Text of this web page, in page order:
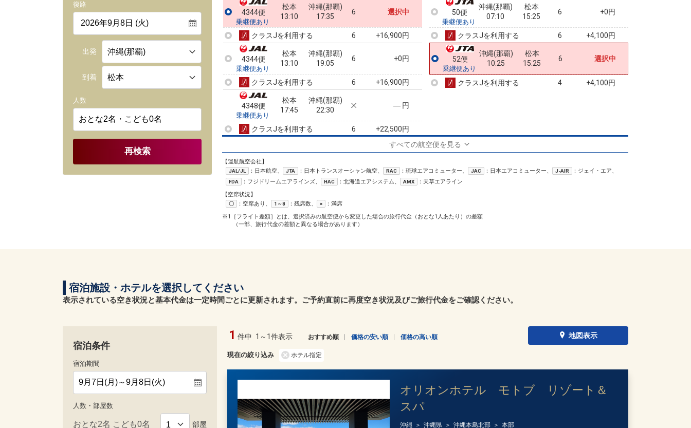
復路
出発
到着
人数
再検索
4344便
乗継便あり
松本
13:10
沖縄(那覇)
17:35
6 選択中
クラスJを利用する 6 +16,900円
4344便
乗継便あり
松本
13:10
沖縄(那覇)
19:05
6 +0円
クラスJを利用する 6 +16,900円
4348便
乗継便あり
松本
17:45
沖縄(那覇)
22:30
― 円
クラスJを利用する 6 +22,500円
50便
乗継便あり
沖縄(那覇)
07:10
松本
15:25
6 +0円
クラスJを利用する 6 +4,100円
52便
乗継便あり
沖縄(那覇)
10:25
松本
15:25
6 選択中
クラスJを利用する 4 +4,100円
すべての航空便を見る
【運航航空会社】
JAL/JL ：日本航空、 JTA ：日本トランスオーシャン航空、 RAC ：琉球エアコミューター、 JAC ：日本エアコミューター、 J-AIR ：ジェイ・エア、
FDA ：フジドリームエアラインズ、 HAC ：北海道エアシステム、 AMX
：天草エアライン
【空席状況】
〇 ：空席あり、 1～8 ：残席数、 ×
：満席
※1［フライト差額］とは、選択済みの航空便から変更した場合の旅行代金（おとな1人あたり）の差額
（一部、旅行代金の差額と異なる場合があります）
宿泊施設・ホテルを選択してください
表示されている空き状況と基本代金は一定時間ごとに更新されます。ご予約直前に再度空き状況及びご旅行代金をご確認ください。
宿泊条件
宿泊期間
人数・部屋数
部屋
地図表示
現在の絞り込み ホテル指定
1 件中 1～1件表示 おすすめ順 価格の安い順 価格の高い順
オリオンホテル モトブ リゾート＆
スパ
沖縄 沖縄県 沖縄本島北部 本部